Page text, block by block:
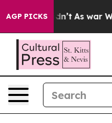
AGP PICKS
Didn’t As war With Iran